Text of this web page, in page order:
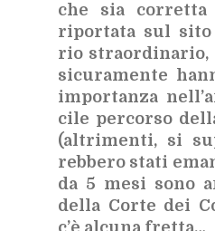
che sia cor­ret­ta
ri­por­ta­ta sul
rio straor­di­na­rio,
si­cu­ra­men­te
im­por­tan­za
ci­le per­cor­so
(al­tri­men­ti, si
reb­be­ro sta­ti
da 5 mesi sono
del­la Cor­te dei